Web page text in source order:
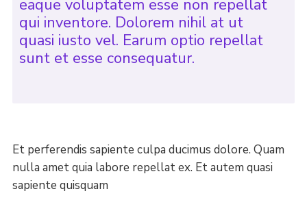
eaque voluptatem esse non repellat
qui inventore. Dolorem nihil at ut
quasi iusto vel. Earum optio repellat
sunt et esse consequatur.
Et perferendis sapiente culpa ducimus dolore. Quam
nulla amet quia labore repellat ex. Et autem quasi
sapiente quisquam